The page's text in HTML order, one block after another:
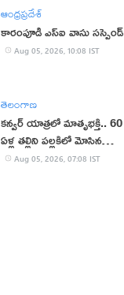
ఆంధ్రప్రదేశ్
కారంపూడి ఎస్ఐ వాసు స‌స్పెండ్‌
Aug 05, 2026, 10:08 IST
తెలంగాణ
కన్వర్ యాత్రలో మాతృభక్తి.. 60
ఏళ్ల తల్లిని పల్లకిలో మోసిన
కొడుకు, కోడలు!
Aug 05, 2026, 07:08 IST